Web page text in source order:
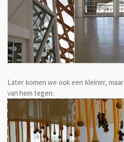
Later komen we ook een kleiner,
van hem tegen.